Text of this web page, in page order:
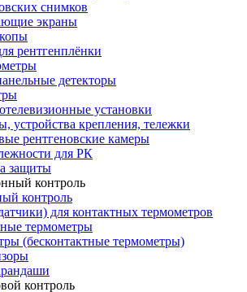
снимков
экраны
рентгенплёнки
детекторы
установки
устройства крепления, тележки
рентгеновские камеры
для РК
защиты
контроль
для контактных термометров
термометры
(бесконтактные термометры)